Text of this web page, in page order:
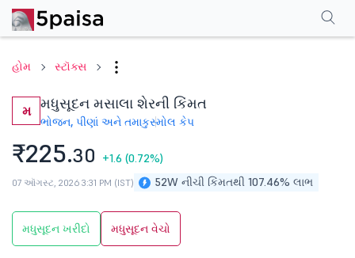
હોમ સ્ટૉક્સ
મ મધુસૂદન મસાલા શેરની કિંમત
ભોજન, પીણાં અને તમાકુસ્મોલ કેપ
₹225.30 +1.6 (0.72%)
52W નીચી કિંમતથી 107.46% લાભ
07 ઑગસ્ટ, 2026 3:31 PM (IST)
મધુસૂદન ખરીદો મધુસૂદન વેચો
પરફોર્મન્સફાઇનાન્શિયલ્સ વધુ